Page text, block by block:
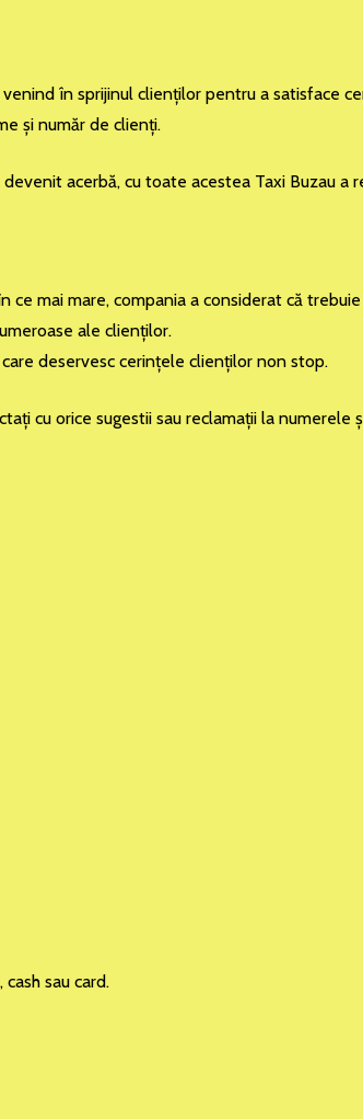
în sprijinul clienţilor pentru a satisface
şi număr de clienţi.
acerbă, cu toate acestea Taxi Buzau
mai mare, compania a considerat că
ale clienţilor.
deservesc cerinţele clienţilor non stop.
cu orice sugestii sau reclamaţii la numerele
sau card.